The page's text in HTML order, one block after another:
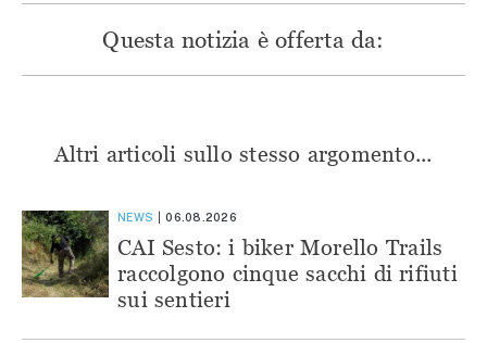
Questa notizia è offerta da:
Altri articoli sullo stesso argomento...
NEWS 06.08.2026
CAI Sesto: i biker Morello Trails
raccolgono cinque sacchi di rifiuti
sui sentieri